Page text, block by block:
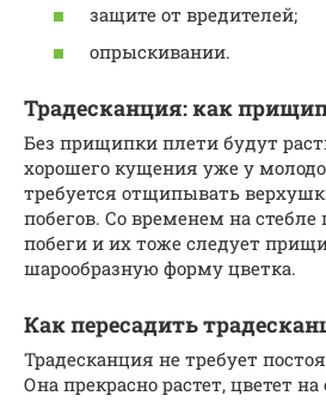
защите от вредителей;
опрыскивании.
Традесканция: как
Без прищипки плети будут
хорошего кущения уже у
требуется отщипывать
побегов. Со временем на
побеги и их тоже следует
шарообразную форму цветка.
Как пересадить
Традесканция не требует
Она прекрасно растет, цветет